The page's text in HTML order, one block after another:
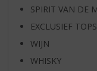
SPIRIT VAN DE
EXCLUSIEF
WIJN
WHISKY